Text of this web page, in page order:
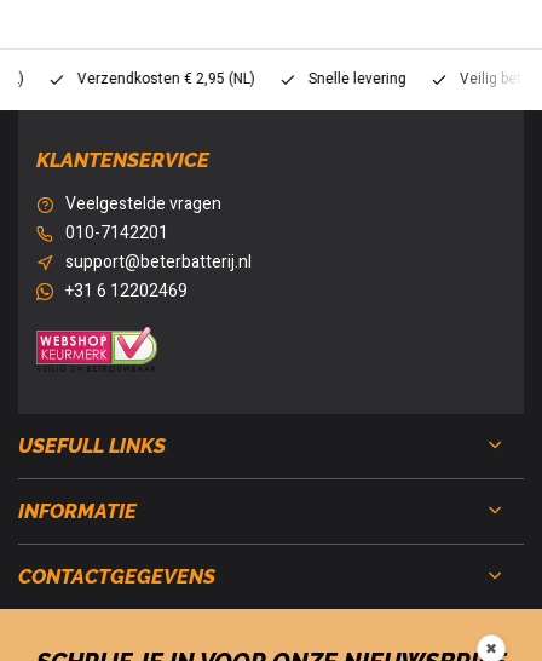
Verzendkosten € 2,95 (NL) Snelle levering Veilig betalen
KLANTENSERVICE
Veelgestelde vragen
010-7142201
support@beterbatterij.nl
+31 6 12202469
USEFULL LINKS
INFORMATIE
CONTACTGEGEVENS
✖